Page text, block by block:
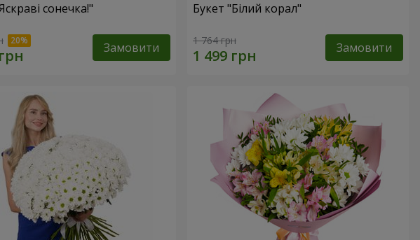
сонечка!"
Замовити
Букет "Білий корал"
1 764 грн Замовити